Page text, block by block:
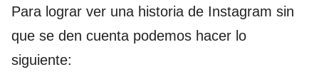
Para lograr ver una historia de Instagram sin
que se den cuenta podemos hacer lo
siguiente: